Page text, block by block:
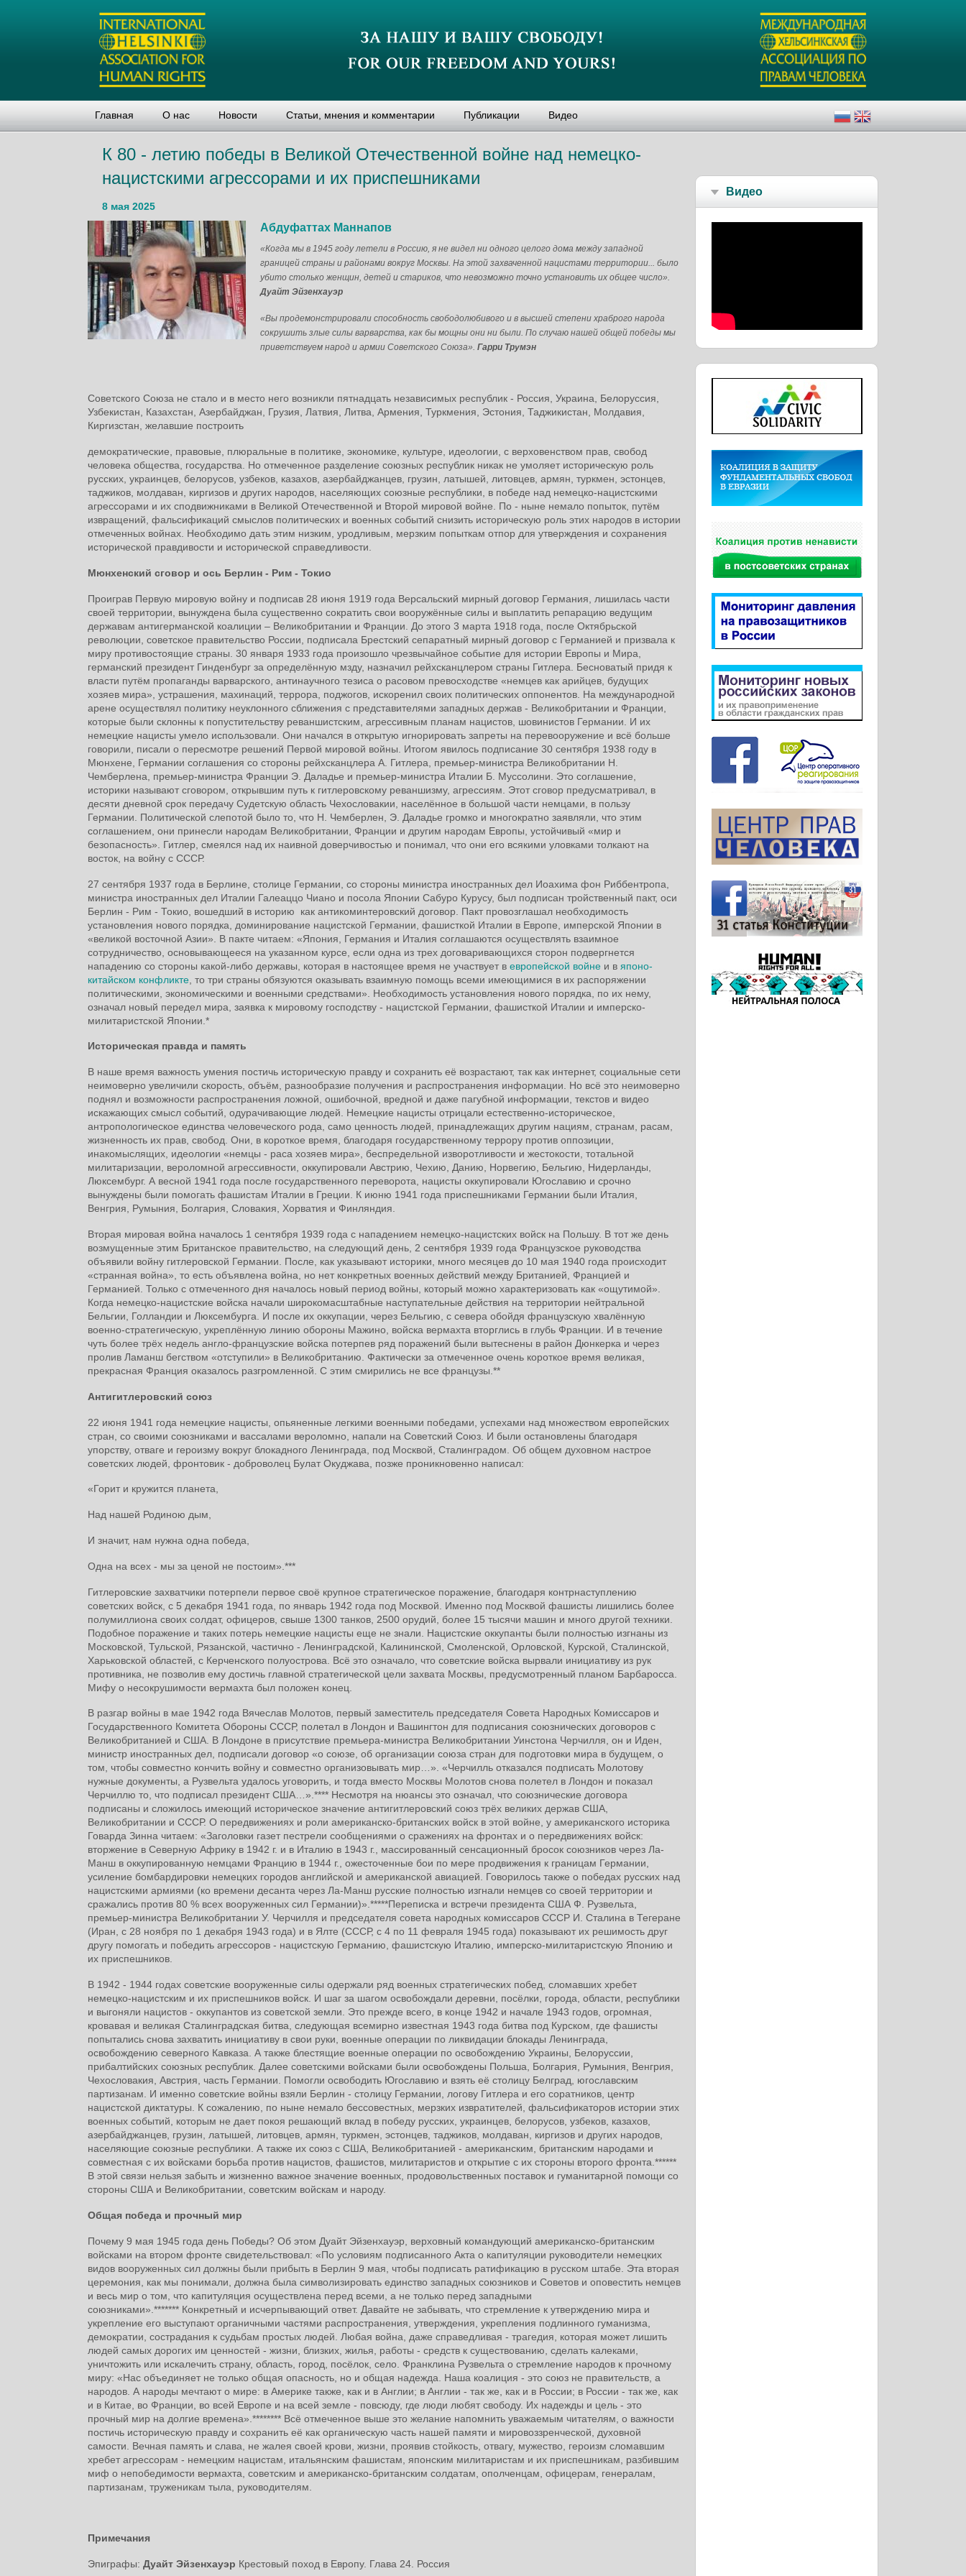
Главная О нас Новости Статьи, мнения и комментарии Публикации Видео
К 80 - летию победы в Великой Отечественной войне над немецко-
нацистскими агрессорами и их приспешниками
8 мая 2025
Абдуфаттах Маннапов
«Когда мы в 1945 году летели в Россию, я не видел ни одного целого дома между западной
границей страны и районами вокруг Москвы. На этой захваченной нацистами территории... было
убито столько женщин, детей и стариков, что невозможно точно установить их общее число».
Дуайт Эйзенхауэр
«Вы продемонстрировали способность свободолюбивого и в высшей степени храброго народа
сокрушить злые силы варварства, как бы мощны они ни были. По случаю нашей общей победы мы
приветствуем народ и армии Советского Союза». Гарри Трумэн
Советского Союза не стало и в место него возникли пятнадцать независимых республик - Россия, Украина, Белоруссия,
Узбекистан, Казахстан, Азербайджан, Грузия, Латвия, Литва, Армения, Туркмения, Эстония, Таджикистан, Молдавия,
Киргизстан, желавшие построить
демократические, правовые, плюральные в политике, экономике, культуре, идеологии, с верховенством прав, свобод
человека общества, государства. Но отмеченное разделение союзных республик никак не умоляет историческую роль
русских, украинцев, белорусов, узбеков, казахов, азербайджанцев, грузин, латышей, литовцев, армян, туркмен, эстонцев,
таджиков, молдаван, киргизов и других народов, населяющих союзные республики, в победе над немецко-нацистскими
агрессорами и их сподвижниками в Великой Отечественной и Второй мировой войне. По - ныне немало попыток, путём
извращений, фальсификаций смыслов политических и военных событий снизить историческую роль этих народов в истории
отмеченных войнах. Необходимо дать этим низким, уродливым, мерзким попыткам отпор для утверждения и сохранения
исторической правдивости и исторической справедливости.
Мюнхенский сговор и ось Берлин - Рим - Токио
Проиграв Первую мировую войну и подписав 28 июня 1919 года Версальский мирный договор Германия, лишилась части
своей территории, вынуждена была существенно сократить свои вооружённые силы и выплатить репарацию ведущим
державам антигерманской коалиции – Великобритании и Франции. До этого 3 марта 1918 года, после Октябрьской
революции, советское правительство России, подписала Брестский сепаратный мирный договор с Германией и призвала к
миру противостоящие страны. 30 января 1933 года произошло чрезвычайное событие для истории Европы и Мира,
германский президент Гинденбург за определённую мзду, назначил рейхсканцлером страны Гитлера. Бесноватый придя к
власти путём пропаганды варварского, антинаучного тезиса о расовом превосходстве «немцев как арийцев, будущих
хозяев мира», устрашения, махинаций, террора, поджогов, искоренил своих политических оппонентов. На международной
арене осуществлял политику неуклонного сближения с представителями западных держав - Великобритании и Франции,
которые были склонны к попустительству реваншистским, агрессивным планам нацистов, шовинистов Германии. И их
немецкие нацисты умело использовали. Они начался в открытую игнорировать запреты на перевооружение и всё больше
говорили, писали о пересмотре решений Первой мировой войны. Итогом явилось подписание 30 сентября 1938 году в
Мюнхене, Германии соглашения со стороны рейхсканцлера А. Гитлера, премьер-министра Великобритании Н.
Чемберлена, премьер-министра Франции Э. Даладье и премьер-министра Италии Б. Муссолини. Это соглашение,
историки называют сговором, открывшим путь к гитлеровскому реваншизму, агрессиям. Этот сговор предусматривал, в
десяти дневной срок передачу Судетскую область Чехословакии, населённое в большой части немцами, в пользу
Германии. Политической слепотой было то, что Н. Чемберлен, Э. Даладье громко и многократно заявляли, что этим
соглашением, они принесли народам Великобритании, Франции и другим народам Европы, устойчивый «мир и
безопасность». Гитлер, смеялся над их наивной доверчивостью и понимал, что они его всякими уловками толкают на
восток, на войну с СССР.
27 сентября 1937 года в Берлине, столице Германии, со стороны министра иностранных дел Иоахима фон Риббентропа,
министра иностранных дел Италии Галеаццо Чиано и посола Японии Сабуро Курусу, был подписан тройственный пакт, оси
Берлин - Рим - Токио, вошедший в историю как антикоминтеровский договор. Пакт провозглашал необходимость
установления нового порядка, доминирование нацистской Германии, фашисткой Италии в Европе, имперской Японии в
«великой восточной Азии». В пакте читаем: «Япония, Германия и Италия соглашаются осуществлять взаимное
сотрудничество, основывающееся на указанном курсе, если одна из трех договаривающихся сторон подвергнется
нападению со стороны какой-либо державы, которая в настоящее время не участвует в европейской войне и в японо-
китайском конфликте , то три страны обязуются оказывать взаимную помощь всеми имеющимися в их распоряжении
политическими, экономическими и военными средствами». Необходимость установления нового порядка, по их нему,
означал новый передел мира, заявка к мировому господству - нацистской Германии, фашисткой Италии и имперско-
милитаристской Японии.*
Историческая правда и память
В наше время важность умения постичь историческую правду и сохранить её возрастают, так как интернет, социальные сети
неимоверно увеличили скорость, объём, разнообразие получения и распространения информации. Но всё это неимоверно
поднял и возможности распространения ложной, ошибочной, вредной и даже пагубной информации, текстов и видео
искажающих смысл событий, одурачивающие людей. Немецкие нацисты отрицали естественно-историческое,
антропологическое единства человеческого рода, само ценность людей, принадлежащих другим нациям, странам, расам,
жизненность их прав, свобод. Они, в короткое время, благодаря государственному террору против оппозиции,
инакомыслящих, идеологии «немцы - раса хозяев мира», беспредельной изворотливости и жестокости, тотальной
милитаризации, вероломной агрессивности, оккупировали Австрию, Чехию, Данию, Норвегию, Бельгию, Нидерланды,
Люксембург. А весной 1941 года после государственного переворота, нацисты оккупировали Югославию и срочно
вынуждены были помогать фашистам Италии в Греции. К июню 1941 года приспешниками Германии были Италия,
Венгрия, Румыния, Болгария, Словакия, Хорватия и Финляндия.
Вторая мировая война началось 1 сентября 1939 года с нападением немецко-нацистских войск на Польшу. В тот же день
возмущенные этим Британское правительство, на следующий день, 2 сентября 1939 года Французское руководства
объявили войну гитлеровской Германии. После, как указывают историки, много месяцев до 10 мая 1940 года происходит
«странная война», то есть объявлена война, но нет конкретных военных действий между Британией, Францией и
Германией. Только с отмеченного дня началось новый период войны, который можно характеризовать как «ощутимой».
Когда немецко-нацистские войска начали широкомасштабные наступательные действия на территории нейтральной
Бельгии, Голландии и Люксембурга. И после их оккупации, через Бельгию, с севера обойдя французскую хвалённую
военно-стратегическую, укреплённую линию обороны Мажино, войска вермахта вторглись в глубь Франции. И в течение
чуть более трёх недель англо-французские войска потерпев ряд поражений были вытеснены в район Дюнкерка и через
пролив Ламанш бегством «отступили» в Великобританию. Фактически за отмеченное очень короткое время великая,
прекрасная Франция оказалось разгромленной. С этим смирились не все французы.**
Антигитлеровский союз
22 июня 1941 года немецкие нацисты, опьяненные легкими военными победами, успехами над множеством европейских
стран, со своими союзниками и вассалами вероломно, напали на Советский Союз. И были остановлены благодаря
упорству, отваге и героизму вокруг блокадного Ленинграда, под Москвой, Сталинградом. Об общем духовном настрое
советских людей, фронтовик - доброволец Булат Окуджава, позже проникновенно написал:
«Горит и кружится планета,
Над нашей Родиною дым,
И значит, нам нужна одна победа,
Одна на всех - мы за ценой не постоим».***
Гитлеровские захватчики потерпели первое своё крупное стратегическое поражение, благодаря контрнаступлению
советских войск, с 5 декабря 1941 года, по январь 1942 года под Москвой. Именно под Москвой фашисты лишились более
полумиллиона своих солдат, офицеров, свыше 1300 танков, 2500 орудий, более 15 тысячи машин и много другой техники.
Подобное поражение и таких потерь немецкие нацисты еще не знали. Нацистские оккупанты были полностью изгнаны из
Московской, Тульской, Рязанской, частично - Ленинградской, Калининской, Смоленской, Орловской, Курской, Сталинской,
Харьковской областей, с Керченского полуострова. Всё это означало, что советские войска вырвали инициативу из рук
противника, не позволив ему достичь главной стратегической цели захвата Москвы, предусмотренный планом Барбаросса.
Мифу о несокрушимости вермахта был положен конец.
В разгар войны в мае 1942 года Вячеслав Молотов, первый заместитель председателя Совета Народных Комиссаров и
Государственного Комитета Обороны СССР, полетал в Лондон и Вашингтон для подписания союзнических договоров с
Великобританией и США. В Лондоне в присутствие премьера-министра Великобритании Уинстона Черчилля, он и Иден,
министр иностранных дел, подписали договор «о союзе, об организации союза стран для подготовки мира в будущем, о
том, чтобы совместно кончить войну и совместно организовывать мир…». «Черчилль отказался подписать Молотову
нужные документы, а Рузвельта удалось уговорить, и тогда вместо Москвы Молотов снова полетел в Лондон и показал
Черчиллю то, что подписал президент США…».**** Несмотря на нюансы это означал, что союзнические договора
подписаны и сложилось имеющий историческое значение антигитлеровский союз трёх великих держав США,
Великобритании и СССР. О передвижениях и роли американско-британских войск в этой войне, у американского историка
Говарда Зинна читаем: «Заголовки газет пестрели сообщениями о сражениях на фронтах и о передвижениях войск:
вторжение в Северную Африку в 1942 г. и в Италию в 1943 г., массированный сенсационный бросок союзников через Ла-
Манш в оккупированную немцами Францию в 1944 г., ожесточенные бои по мере продвижения к границам Германии,
усиление бомбардировки немецких городов английской и американской авиацией. Говорилось также о победах русских над
нацистскими армиями (ко времени десанта через Ла-Манш русские полностью изгнали немцев со своей территории и
сражались против 80 % всех вооруженных сил Германии)».*****Переписка и встречи президента США Ф. Рузвельта,
премьер-министра Великобритании У. Черчилля и председателя совета народных комиссаров СССР И. Сталина в Тегеране
(Иран, с 28 ноября по 1 декабря 1943 года) и в Ялте (СССР, с 4 по 11 февраля 1945 года) показывают их решимость друг
другу помогать и победить агрессоров - нацистскую Германию, фашистскую Италию, имперско-милитаристскую Японию и
их приспешников.
В 1942 - 1944 годах советские вооруженные силы одержали ряд военных стратегических побед, сломавших хребет
немецко-нацистским и их приспешников войск. И шаг за шагом освобождали деревни, посёлки, города, области, республики
и выгоняли нацистов - оккупантов из советской земли. Это прежде всего, в конце 1942 и начале 1943 годов, огромная,
кровавая и великая Сталинградская битва, следующая всемирно известная 1943 года битва под Курском, где фашисты
попытались снова захватить инициативу в свои руки, военные операции по ликвидации блокады Ленинграда,
освобождению северного Кавказа. А также блестящие военные операции по освобождению Украины, Белоруссии,
прибалтийских союзных республик. Далее советскими войсками были освобождены Польша, Болгария, Румыния, Венгрия,
Чехословакия, Австрия, часть Германии. Помогли освободить Югославию и взять её столицу Белград, югославским
партизанам. И именно советские войны взяли Берлин - столицу Германии, логову Гитлера и его соратников, центр
нацистской диктатуры. К сожалению, по ныне немало бессовестных, мерзких извратителей, фальсификаторов истории этих
военных событий, которым не дает покоя решающий вклад в победу русских, украинцев, белорусов, узбеков, казахов,
азербайджанцев, грузин, латышей, литовцев, армян, туркмен, эстонцев, таджиков, молдаван, киргизов и других народов,
населяющие союзные республики. А также их союз с США, Великобританией - американским, британским народами и
совместная с их войсками борьба против нацистов, фашистов, милитаристов и открытие с их стороны второго фронта.******
В этой связи нельзя забыть и жизненно важное значение военных, продовольственных поставок и гуманитарной помощи со
стороны США и Великобритании, советским войскам и народу.
Общая победа и прочный мир
Почему 9 мая 1945 года день Победы? Об этом Дуайт Эйзенхауэр, верховный командующий американско-британским
войсками на втором фронте свидетельствовал: «По условиям подписанного Акта о капитуляции руководители немецких
видов вооруженных сил должны были прибыть в Берлин 9 мая, чтобы подписать ратификацию в русском штабе. Эта вторая
церемония, как мы понимали, должна была символизировать единство западных союзников и Советов и оповестить немцев
и весь мир о том, что капитуляция осуществлена перед всеми, а не только перед западными
союзниками».******* Конкретный и исчерпывающий ответ. Давайте не забывать, что стремление к утверждению мира и
укрепление его выступают органичными частями распространения, утверждения, укрепления подлинного гуманизма,
демократии, сострадания к судьбам простых людей. Любая война, даже справедливая - трагедия, которая может лишить
людей самых дорогих им ценностей - жизни, близких, жилья, работы - средств к существованию, сделать калеками,
уничтожить или искалечить страну, область, город, посёлок, село. Франклина Рузвельта о стремление народов к прочному
миру: «Нас объединяет не только общая опасность, но и общая надежда. Наша коалиция - это союз не правительств, а
народов. А народы мечтают о мире: в Америке также, как и в Англии; в Англии - так же, как и в России; в России - так же, как
и в Китае, во Франции, во всей Европе и на всей земле - повсюду, где люди любят свободу. Их надежды и цель - это
прочный мир на долгие времена».******** Всё отмеченное выше это желание напомнить уважаемым читателям, о важности
постичь историческую правду и сохранить её как органическую часть нашей памяти и мировоззренческой, духовной
самости. Вечная память и слава, не жалея своей крови, жизни, проявив стойкость, отвагу, мужество, героизм сломавшим
хребет агрессорам - немецким нацистам, итальянским фашистам, японским милитаристам и их приспешникам, разбившим
миф о непобедимости вермахта, советским и американско-британским солдатам, ополченцам, офицерам, генералам,
партизанам, труженикам тыла, руководителям.
Примечания
Эпиграфы: Дуайт Эйзенхауэр Крестовый поход в Европу. Глава 24. Россия
Видео